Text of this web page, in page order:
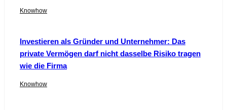
Knowhow
Investieren als Gründer und Unternehmer: Das
private Vermögen darf nicht dasselbe Risiko tragen
wie die Firma
Knowhow